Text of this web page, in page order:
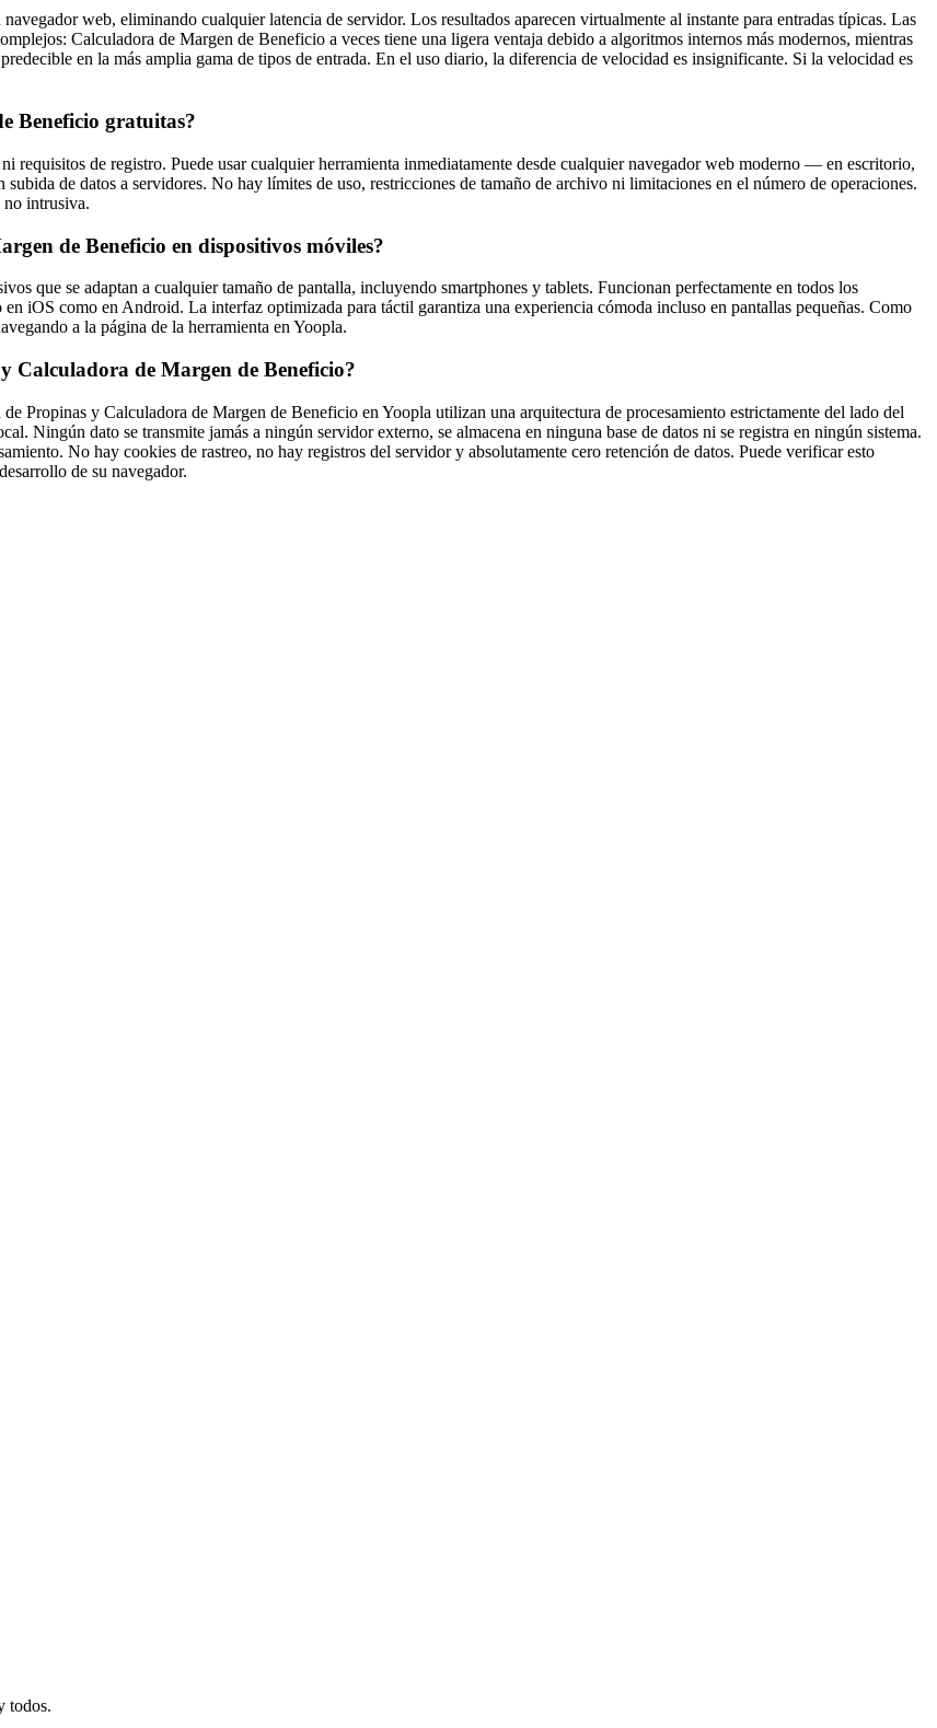
web, eliminando cualquier latencia de servidor. Los resultados aparecen virtualmente al instante para entradas típicas. Las
Calculadora de Margen de Beneficio a veces tiene una ligera ventaja debido a algoritmos internos más modernos, mientras
en la más amplia gama de tipos de entrada. En el uso diario, la diferencia de velocidad es insignificante. Si la velocidad es
Beneficio gratuitas?
requisitos de registro. Puede usar cualquier herramienta inmediatamente desde cualquier navegador web moderno — en escritorio,
de datos a servidores. No hay límites de uso, restricciones de tamaño de archivo ni limitaciones en el número de operaciones.
no intrusiva.
de Beneficio en dispositivos móviles?
que se adaptan a cualquier tamaño de pantalla, incluyendo smartphones y tablets. Funcionan perfectamente en todos los
como en Android. La interfaz optimizada para táctil garantiza una experiencia cómoda incluso en pantallas pequeñas. Como
a la página de la herramienta en Yoopla.
Calculadora de Margen de Beneficio?
Propinas y Calculadora de Margen de Beneficio en Yoopla utilizan una arquitectura de procesamiento estrictamente del lado del
Ningún dato se transmite jamás a ningún servidor externo, se almacena en ninguna base de datos ni se registra en ningún sistema.
No hay cookies de rastreo, no hay registros del servidor y absolutamente cero retención de datos. Puede verificar esto
de su navegador.
todos.